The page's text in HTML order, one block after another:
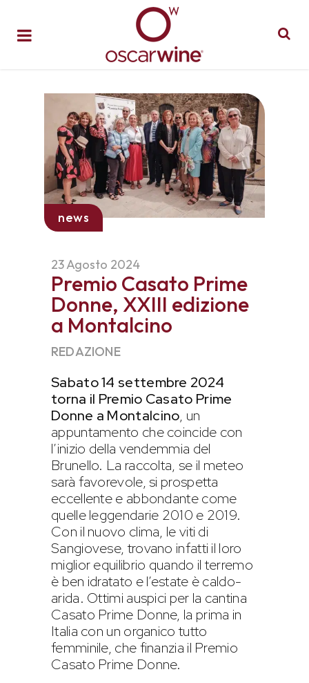
news
23 Agosto 2024
Premio Casato Prime
Donne, XXIII edizione
a Montalcino
REDAZIONE
Sabato 14 settembre 2024
torna il Premio Casato Prime
Donne a Montalcino, un
appuntamento che coincide con
l’inizio della vendemmia del
Brunello. La raccolta, se il meteo
sarà favorevole, si prospetta
eccellente e abbondante come
quelle leggendarie 2010 e 2019.
Con il nuovo clima, le viti di
Sangiovese, trovano infatti il loro
miglior equilibrio quando il terremo
è ben idratato e l’estate è caldo-
arida. Ottimi auspici per la cantina
Casato Prime Donne, la prima in
Italia con un organico tutto
femminile, che finanzia il Premio
Casato Prime Donne.